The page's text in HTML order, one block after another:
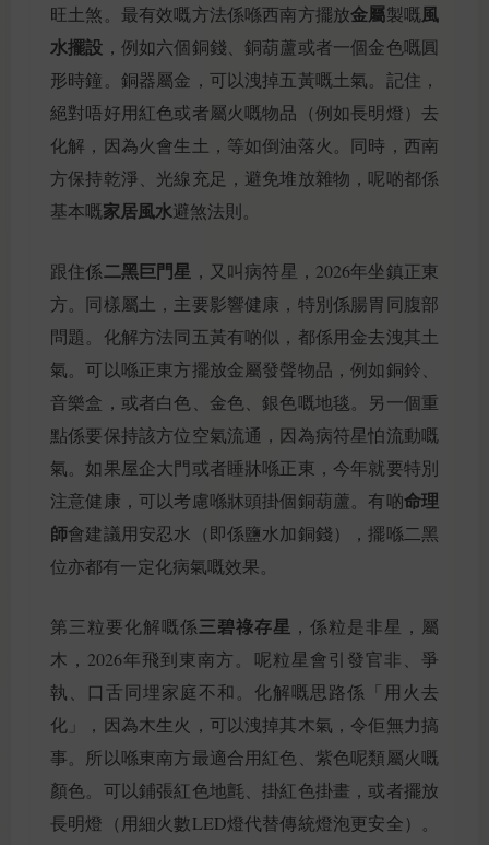
旺土煞。最有效嘅方法係喺西南方擺放金屬製嘅風
水擺設 ，例如六個銅錢、銅葫蘆或者一個金色嘅圓
形時鐘。銅器屬金，可以洩掉五黃嘅土氣。記住，
絕對唔好用紅色或者屬火嘅物品（例如長明燈）去
化解，因為火會生土，等如倒油落火。同時，西南
方保持乾淨、光線充足，避免堆放雜物，呢啲都係
基本嘅家居風水避煞法則。
跟住係二黑巨門星 ，又叫病符星，2026年坐鎮正東
方。同樣屬土，主要影響健康，特別係腸胃同腹部
問題。化解方法同五黃有啲似，都係用金去洩其土
氣。可以喺正東方擺放金屬發聲物品，例如銅鈴、
音樂盒，或者白色、金色、銀色嘅地毯。另一個重
點係要保持該方位空氣流通，因為病符星怕流動嘅
氣。如果屋企大門或者睡牀喺正東，今年就要特別
注意健康，可以考慮喺牀頭掛個銅葫蘆。有啲命理
師會建議用安忍水（即係鹽水加銅錢），擺喺二黑
位亦都有一定化病氣嘅效果。
第三粒要化解嘅係三碧祿存星 ，係粒是非星，屬
木，2026年飛到東南方。呢粒星會引發官非、爭
執、口舌同埋家庭不和。化解嘅思路係「用火去
化」，因為木生火，可以洩掉其木氣，令佢無力搞
事。所以喺東南方最適合用紅色、紫色呢類屬火嘅
顏色。可以鋪張紅色地氈、掛紅色掛畫，或者擺放
長明燈（用細火數LED燈代替傳統燈泡更安全）。